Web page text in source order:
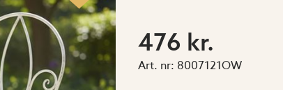
476 kr.
Art. nr: 8007121OW